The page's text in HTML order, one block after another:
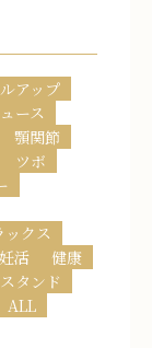
アップ
ース
顎関節
ツボ
ックス
活
健康
タンド
ALL